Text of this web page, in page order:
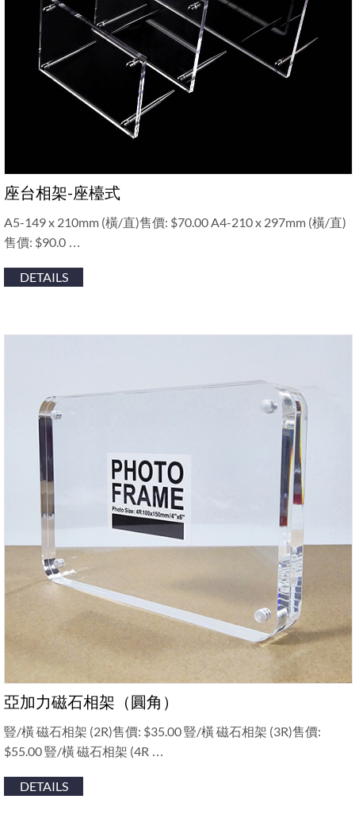
座台相架-座檯式
A5-149 x 210mm (橫/直)售價: $70.00 A4-210 x 297mm (橫/直)
售價: $90.0 …
DETAILS
亞加力磁石相架（圓角）
豎/橫 磁石相架 (2R)售價: $35.00 豎/橫 磁石相架 (3R)售價:
$55.00 豎/橫 磁石相架 (4R …
DETAILS